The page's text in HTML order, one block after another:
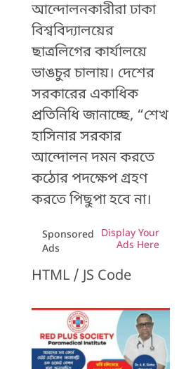
আন্দোলনকারীরা ঢাকা
বিশ্ববিদ্যালয়ের
ছাত্রলিগের কার্যালয়ে
ভাঙচুর চালায়। দেশের
সরকারের একাধিক
প্রতিনিধি জানাচ্ছে, “শেখ
হাসিনার সরকার
আন্দোলন দমন করতে
কঠোর পদক্ষেপ গ্রহণ
করতে পিছুপা হবে না।
Sponsored
Ads
Display Your
Ads Here
HTML / JS Code